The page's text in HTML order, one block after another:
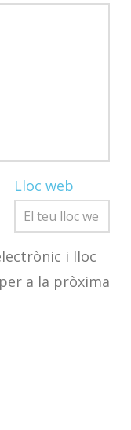
Lloc web
i lloc
a la pròxima